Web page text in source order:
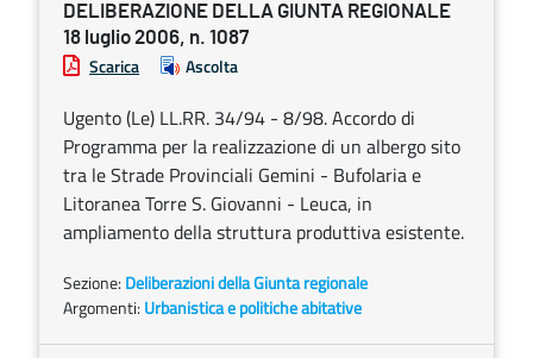
DELIBERAZIONE DELLA GIUNTA REGIONALE
18 luglio 2006, n. 1087
Scarica Ascolta
Ugento (Le) LL.RR. 34/94 - 8/98. Accordo di
Programma per la realizzazione di un albergo sito
tra le Strade Provinciali Gemini - Bufolaria e
Litoranea Torre S. Giovanni - Leuca, in
ampliamento della struttura produttiva esistente.
Sezione: Deliberazioni della Giunta regionale
Argomenti: Urbanistica e politiche abitative